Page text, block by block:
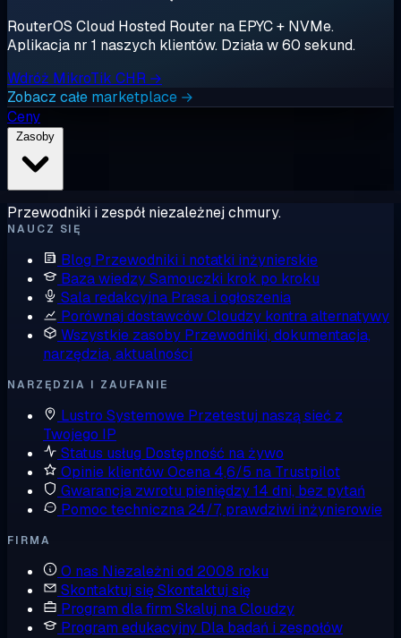
RouterOS Cloud Hosted Router na EPYC + NVMe.
Aplikacja nr 1 naszych klientów. Działa w 60 sekund.
Wdróż MikroTik CHR →
Zobacz całe marketplace →
Ceny
Przewodniki i zespół niezależnej chmury.
NAUCZ SIĘ
Blog Przewodniki i notatki inżynierskie
Baza wiedzySamouczki krok po kroku
Sala redakcyjna Prasa i ogłoszenia
Porównaj dostawcówCloudzy kontra alternatywy
Wszystkie zasoby Przewodniki, dokumentacja,
narzędzia, aktualności
NARZĘDZIA I ZAUFANIE
Lustro Systemowe Przetestuj naszą sieć z
Twojego IP
Status usług Dostępność na żywo
Opinie klientówOcena 4,6/5 na Trustpilot
Gwarancja zwrotu pieniędzy14 dni, bez pytań
Pomoc techniczna 24/7, prawdziwi inżynierowie
FIRMA
O nas Niezależni od 2008 roku
Skontaktuj sięSkontaktuj się
Program dla firm Skaluj na Cloudzy
Program edukacyjny Dla badań i zespołów